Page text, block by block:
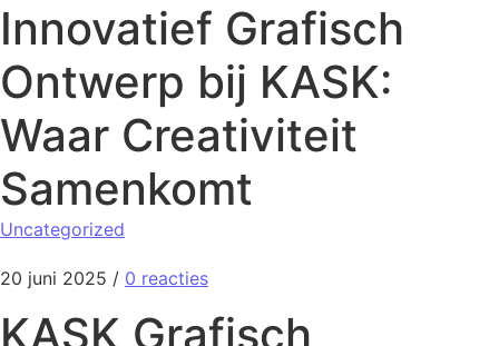
Innovatief Grafisch
Ontwerp bij KASK:
Waar Creativiteit
Samenkomt
Uncategorized
20 juni 2025 / 0 reacties
KASK Grafisch